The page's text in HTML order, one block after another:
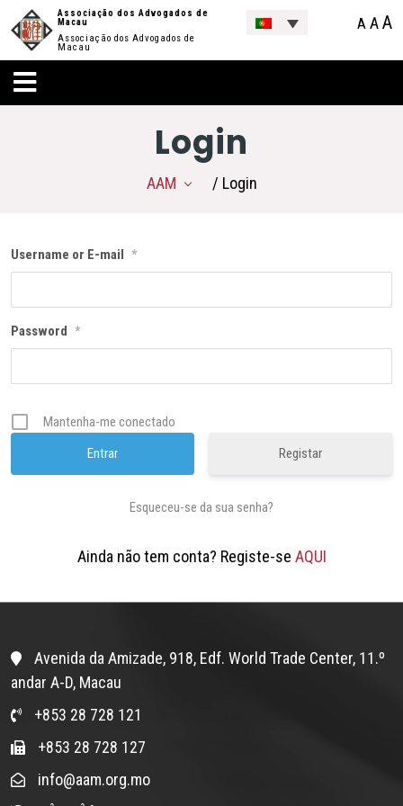
Associação dos Advogados de
Macau
Associação dos Advogados de
Macau
A AA
Login
AAM / Login
Username or E-mail *
Password *
Mantenha-me conectado
Registar
Esqueceu-se da sua senha?
Ainda não tem conta? Registe-se AQUI
Avenida da Amizade, 918, Edf. World Trade Center, 11.º
andar A-D, Macau
+853 28 728 121
+853 28 728 127
info@aam.org.mo